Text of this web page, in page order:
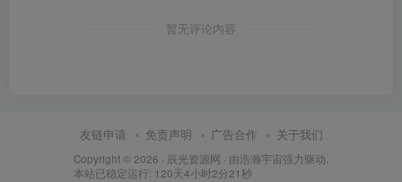
暂无评论内容
友链申请 免责声明 广告合作 关于我们
Copyright © 2026 · 辰光资源网 · 由浩瀚宇宙强力驱动.
本站已稳定运行: 120天4小时2分22秒